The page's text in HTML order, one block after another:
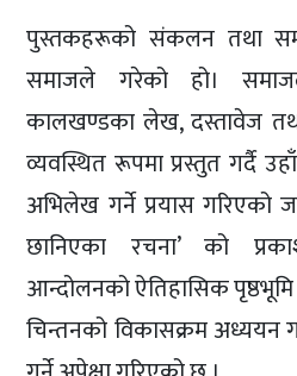
पुस्तकहरूको संकलन तथा
समाजले गरेको हो।
कालखण्डका लेख, दस्तावेज
व्यवस्थित रूपमा प्रस्तुत गर्दै
अभिलेख गर्ने प्रयास गरिएको
छानिएका रचना’ को
आन्दोलनको ऐतिहासिक
चिन्तनको विकासक्रम अध्ययन